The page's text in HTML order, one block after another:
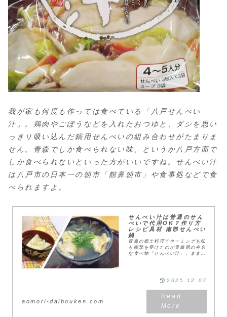
我が家も何度も作っては食べている「八戸せんべい
汁」。鶏肉やごぼうなどを入れたおつゆと、ダシを思い
っきり吸い込んだ鍋用せんべいの組み合わせがたまりま
せん。青森でしか食べられない味、というか八戸方面で
しか食べられないといった方がいいですね。せんべい汁
は八戸市の日本一の朝市「館鼻朝市」や食事処などで食
べられますよ。
せんべい汁は普通のせん
べいで代用OK？作り方
レシピ具材 南部せんべい
鍋
青森の郷土料理でネーミングも味
も衝撃を受けたのが青森県の有名
な食べ物「せんべい汁」。まませ
家で食べた一杯が忘れ...
aomori-daibouken.com
2025.12.07